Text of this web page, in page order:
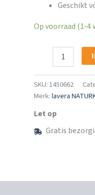
Geschikt
Op voorraad (1-4
Natuurcosmetica
Sensitiv
Voetcrème
75
ml
SKU:1450662
Merk:lavera
Let op
Gratis